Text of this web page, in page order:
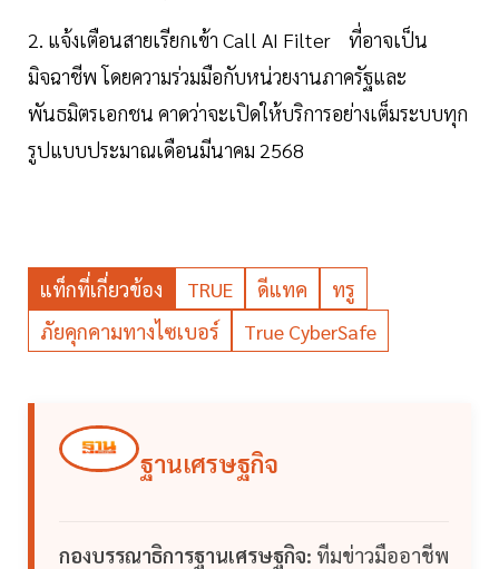
2. แจ้งเตือนสายเรียกเข้า Call AI Filter ที่อาจเป็น
มิจฉาชีพ โดยความร่วมมือกับหน่วยงานภาครัฐและ
พันธมิตรเอกชน คาดว่าจะเปิดให้บริการอย่างเต็มระบบทุก
รูปแบบประมาณเดือนมีนาคม 2568
แท็กที่เกี่ยวข้อง TRUE ดีแทค
ทรู
ภัยคุกคามทางไซเบอร์
True CyberSafe
ฐานเศรษฐกิจ
กองบรรณาธิการฐานเศรษฐกิจ: ทีมข่าวมืออาชีพ